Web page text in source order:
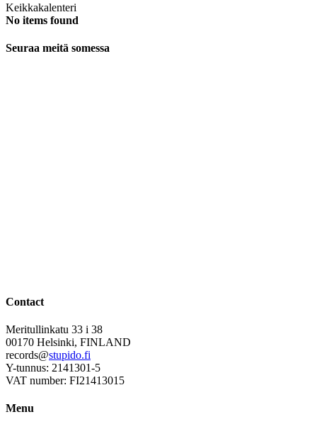
Keikkakalenteri
No items found
Seuraa meitä somessa
Contact
Meritullinkatu 33 i 38
00170 Helsinki, FINLAND
records@stupido.fi
Y-tunnus: 2141301-5
VAT number: FI21413015
Menu